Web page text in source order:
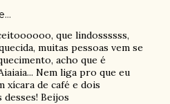
que lindossssss,
muitas pessoas vem se
acho que é
Nem liga pro que eu
xícara de café e dois
Beijos